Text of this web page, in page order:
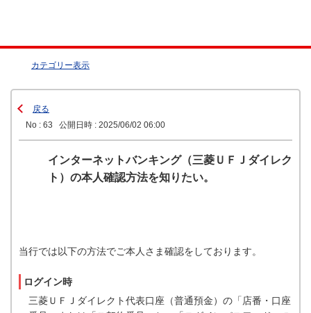
カテゴリー表示
戻る
No : 63
公開日時 : 2025/06/02 06:00
インターネットバンキング（三菱ＵＦＪダイレク
ト）の本人確認方法を知りたい。
当行では以下の方法でご本人さま確認をしております。
ログイン時
三菱ＵＦＪダイレクト代表口座（普通預金）の「店番・口座